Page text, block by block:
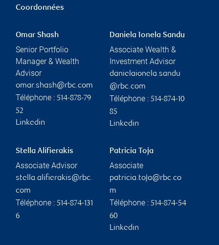
Coordonnées
Omar Shash
Senior Portfolio
Manager & Wealth
Advisor
omar.shash@rbc.com
Téléphone : 514-878-79
52
Linkedin
Daniela Ionela Sandu
Associate Wealth &
Investment Advisor
danielaionela.sandu
@rbc.com
Téléphone : 514-874-10
85
Linkedin
Stella Alifierakis
Associate Advisor
stella.alifierakis@rbc.
com
Téléphone : 514-874-131
6
Patricia Toja
Associate
patricia.toja@rbc.co
m
Téléphone : 514-874-54
60
Linkedin